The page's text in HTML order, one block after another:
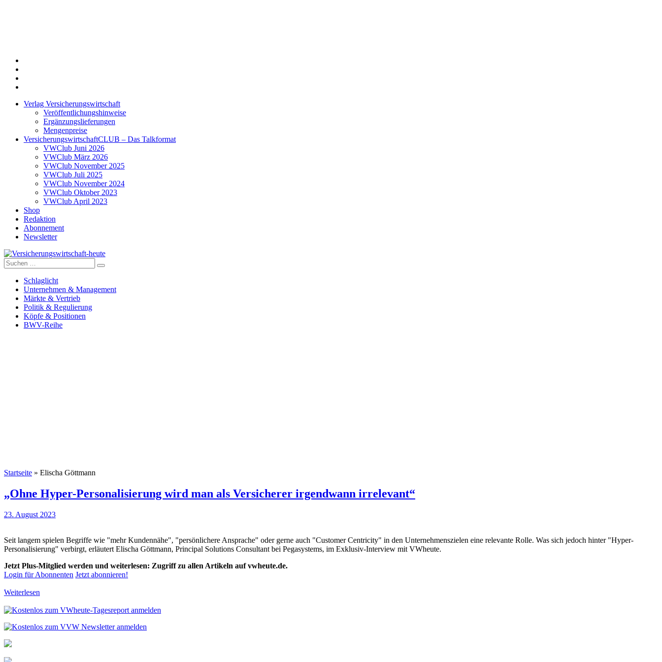
Verlag Versicherungswirtschaft
Veröffentlichungshinweise
Ergänzungslieferungen
Mengenpreise
VersicherungswirtschaftCLUB – Das Talkformat
VWClub Juni 2026
VWClub März 2026
VWClub November 2025
VWClub Juli 2025
VWClub November 2024
VWClub Oktober 2023
VWClub April 2023
Shop
Redaktion
Abonnement
Newsletter
Versicherungswirtschaft-heute
Suche
nach:
Schlaglicht
Unternehmen & Management
Märkte & Vertrieb
Politik & Regulierung
Köpfe & Positionen
BWV-Reihe
Startseite » Elischa Göttmann
„Ohne Hyper-Personalisierung wird man als Versicherer irgendwann irrelevant“
23. August 2023
Seit langem spielen Begriffe wie "mehr Kundennähe", "persönlichere Ansprache" oder gerne auch "Customer Centricity" in den Unternehmenszielen eine relevante Rolle. Was sich jedoch hinter "Hyper-
Personalisierung" verbirgt, erläutert Elischa Göttmann, Principal Solutions Consultant bei Pegasystems, im Exklusiv-Interview mit VWheute.
Jetzt Plus-Mitglied werden und weiterlesen: Zugriff zu allen Artikeln auf vwheute.de.
Login für Abonnenten Jetzt abonnieren!
Weiterlesen